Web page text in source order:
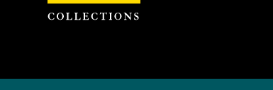
Cookies management panel